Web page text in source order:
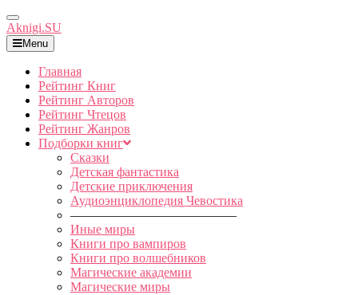
Toggle
Navigation
Aknigi.SU
Menu
Главная
Рейтинг Книг
Рейтинг Авторов
Рейтинг Чтецов
Рейтинг Жанров
Подборки книг
Сказки
Детская фантастика
Детские приключения
Аудиоэнциклопедия Чевостика
—————————————
Иные миры
Книги про вампиров
Книги про волшебников
Магические академии
Магические миры